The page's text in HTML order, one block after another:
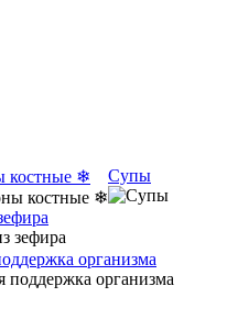
костные ❄ Супы
организма